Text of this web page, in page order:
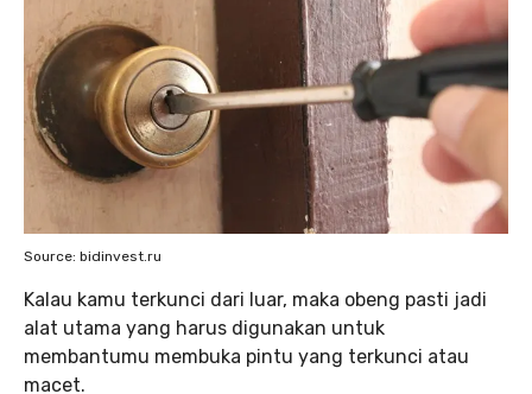
Source: bidinvest.ru
Kalau kamu terkunci dari luar, maka obeng pasti jadi
alat utama yang harus digunakan untuk
membantumu membuka pintu yang terkunci atau
macet.